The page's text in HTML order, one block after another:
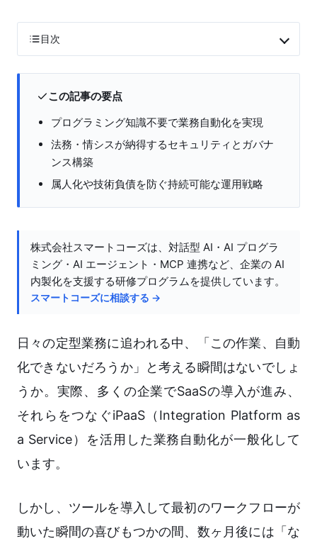
目次
この記事の要点
プログラミング知識不要で業務自動化を実現
法務・情シスが納得するセキュリティとガバナ
ンス構築
属人化や技術負債を防ぐ持続可能な運用戦略
株式会社スマートコーズは、対話型 AI・AI プログラ
ミング・AI エージェント・MCP 連携など、企業の AI
内製化を支援する研修プログラムを提供しています。
スマートコーズに相談する →
日々の定型業務に追われる中、「この作業、自動
化できないだろうか」と考える瞬間はないでしょ
うか。実際、多くの企業でSaaSの導入が進み、
それらをつなぐiPaaS（Integration Platform as
a Service）を活用した業務自動化が一般化して
います。
しかし、ツールを導入して最初のワークフローが
動いた瞬間の喜びもつかの間、数ヶ月後には「な